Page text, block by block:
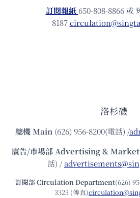
訂閱報紙 650-808-8866 或
8187
洛杉磯
總機Main (626) 956-8200(電話) /
廣告/市場部Advertising &
話) /
訂閱部 Circulation Department(626)
3323 (傳真)